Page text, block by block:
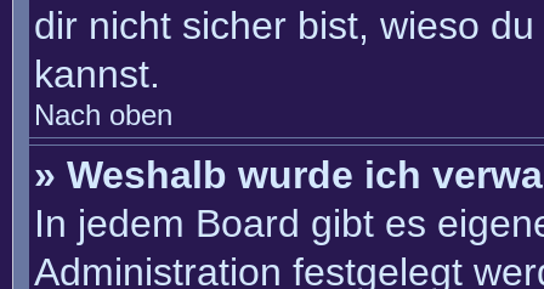
dir nicht sicher bist, wieso
kannst.
Nach oben
» Weshalb wurde ich
In jedem Board gibt es
Administration festgelegt